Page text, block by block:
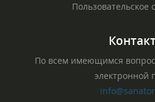
Пользовательское
По всем имеющимся
электронной